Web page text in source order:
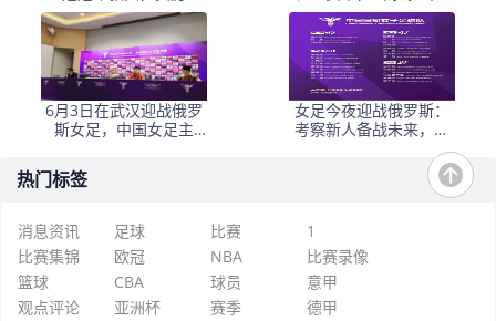
名气全面压过徐正源
场挑战韩国球队仁
6月3日在武汉迎战俄罗
斯女足，中国女足主
女足今夜迎战俄罗斯：
考察新人备战未来，古
热门标签
消息资讯 足球 比赛
1
比赛集锦
欧冠 NBA
比赛录像
篮球
CBA 球员
意甲
观点评论
亚洲杯 赛季
德甲